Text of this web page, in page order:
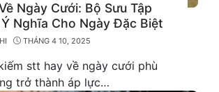
Ngày Cưới: Bộ Sưu Tập
Nghĩa Cho Ngày Đặc Biệt
THÁNG 4 10, 2025
stt hay về ngày cưới phù
trở thành áp lực…